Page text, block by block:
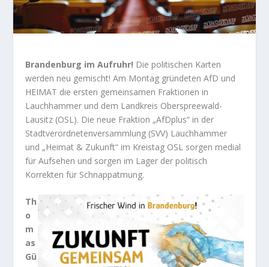
Brandenburg im Aufruhr! Die politischen Karten
werden neu gemischt! Am Montag gründeten AfD und
HEIMAT die ersten gemeinsamen Fraktionen in
Lauchhammer und dem Landkreis Oberspreewald-
Lausitz (OSL). Die neue Fraktion „AfDplus“ in der
Stadtverordnetenversammlung (SVV) Lauchhammer
und „Heimat & Zukunft“ im Kreistag OSL sorgen medial
für Aufsehen und sorgen im Lager der politisch
Korrekten für Schnappatmung.
Th
o
m
as
Gü